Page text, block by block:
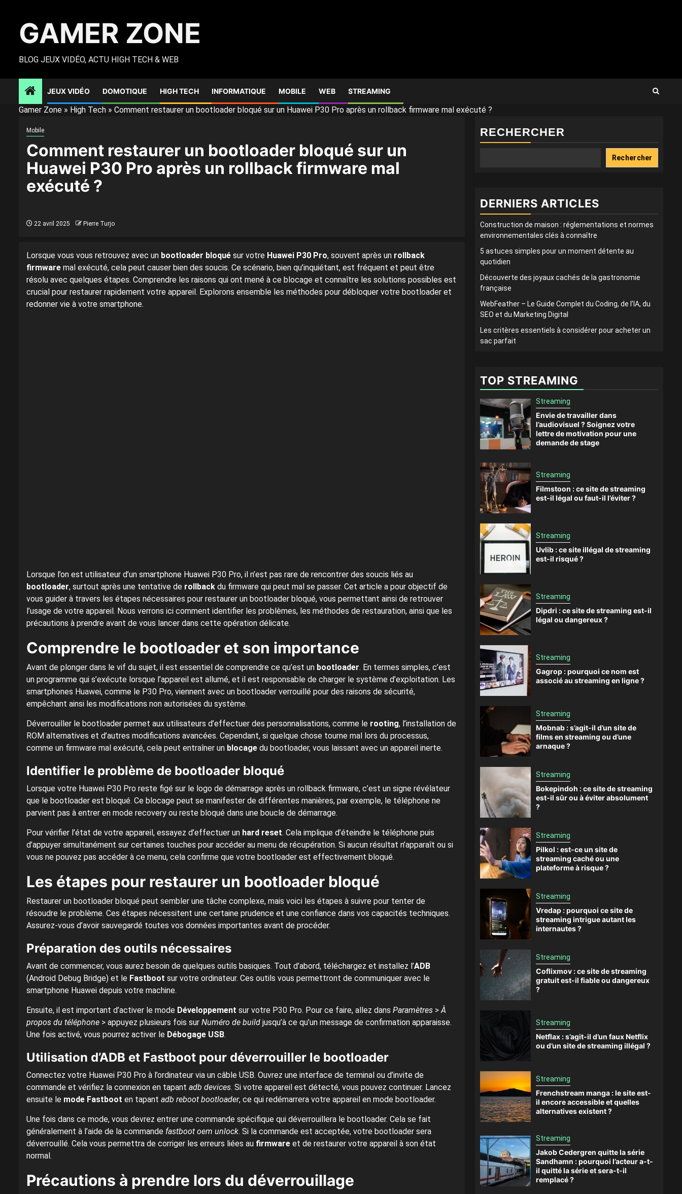
contentGAMER ZONE
BLOG JEUX VIDÉO, ACTU HIGH TECH & WEB
JEUX VIDÉO DOMOTIQUE HIGH TECH INFORMATIQUE MOBILE WEB STREAMING
Gamer Zone » High Tech » Comment restaurer un bootloader bloqué sur un Huawei P30 Pro après un rollback firmware mal exécuté ?
Mobile
Comment restaurer un bootloader bloqué sur un
Huawei P30 Pro après un rollback firmware mal
exécuté ?
22 avril 2025 Pierre Turjo
Lorsque vous vous retrouvez avec un bootloader bloqué sur votre Huawei P30 Pro, souvent après un rollback
firmware mal exécuté, cela peut causer bien des soucis. Ce scénario, bien qu’inquiétant, est fréquent et peut être
résolu avec quelques étapes. Comprendre les raisons qui ont mené à ce blocage et connaître les solutions possibles est
crucial pour restaurer rapidement votre appareil. Explorons ensemble les méthodes pour débloquer votre bootloader et
redonner vie à votre smartphone.
Lorsque l’on est utilisateur d’un smartphone Huawei P30 Pro, il n’est pas rare de rencontrer des soucis liés au
bootloader, surtout après une tentative de rollback du firmware qui peut mal se passer. Cet article a pour objectif de
vous guider à travers les étapes nécessaires pour restaurer un bootloader bloqué, vous permettant ainsi de retrouver
l’usage de votre appareil. Nous verrons ici comment identifier les problèmes, les méthodes de restauration, ainsi que les
précautions à prendre avant de vous lancer dans cette opération délicate.
Comprendre le bootloader et son importance
Avant de plonger dans le vif du sujet, il est essentiel de comprendre ce qu’est un bootloader. En termes simples, c’est
un programme qui s’exécute lorsque l’appareil est allumé, et il est responsable de charger le système d’exploitation. Les
smartphones Huawei, comme le P30 Pro, viennent avec un bootloader verrouillé pour des raisons de sécurité,
empêchant ainsi les modifications non autorisées du système.
Déverrouiller le bootloader permet aux utilisateurs d’effectuer des personnalisations, comme le rooting, l’installation de
ROM alternatives et d’autres modifications avancées. Cependant, si quelque chose tourne mal lors du processus,
comme un firmware mal exécuté, cela peut entraîner un blocage du bootloader, vous laissant avec un appareil inerte.
Identifier le problème de bootloader bloqué
Lorsque votre Huawei P30 Pro reste figé sur le logo de démarrage après un rollback firmware, c’est un signe révélateur
que le bootloader est bloqué. Ce blocage peut se manifester de différentes manières, par exemple, le téléphone ne
parvient pas à entrer en mode recovery ou reste bloqué dans une boucle de démarrage.
Pour vérifier l’état de votre appareil, essayez d’effectuer un hard reset. Cela implique d’éteindre le téléphone puis
d’appuyer simultanément sur certaines touches pour accéder au menu de récupération. Si aucun résultat n’apparaît ou si
vous ne pouvez pas accéder à ce menu, cela confirme que votre bootloader est effectivement bloqué.
Les étapes pour restaurer un bootloader bloqué
Restaurer un bootloader bloqué peut sembler une tâche complexe, mais voici les étapes à suivre pour tenter de
résoudre le problème. Ces étapes nécessitent une certaine prudence et une confiance dans vos capacités techniques.
Assurez-vous d’avoir sauvegardé toutes vos données importantes avant de procéder.
Préparation des outils nécessaires
Avant de commencer, vous aurez besoin de quelques outils basiques. Tout d’abord, téléchargez et installez l’ADB
(Android Debug Bridge) et le Fastboot sur votre ordinateur. Ces outils vous permettront de communiquer avec le
smartphone Huawei depuis votre machine.
Ensuite, il est important d’activer le mode Développement sur votre P30 Pro. Pour ce faire, allez dans Paramètres > À
propos du téléphone > appuyez plusieurs fois sur Numéro de build jusqu’à ce qu’un message de confirmation apparaisse.
Une fois activé, vous pourrez activer le Débogage USB.
Utilisation d’ADB et Fastboot pour déverrouiller le bootloader
Connectez votre Huawei P30 Pro à l’ordinateur via un câble USB. Ouvrez une interface de terminal ou d’invite de
commande et vérifiez la connexion en tapant adb devices. Si votre appareil est détecté, vous pouvez continuer. Lancez
ensuite le mode Fastboot en tapant adb reboot bootloader, ce qui redémarrera votre appareil en mode bootloader.
Une fois dans ce mode, vous devrez entrer une commande spécifique qui déverrouillera le bootloader. Cela se fait
généralement à l’aide de la commande fastboot oem unlock. Si la commande est acceptée, votre bootloader sera
déverrouillé. Cela vous permettra de corriger les erreurs liées au firmware et de restaurer votre appareil à son état
normal.
Précautions à prendre lors du déverrouillage
RECHERCHER
Rechercher
DERNIERS ARTICLES
Construction de maison : réglementations et normes
environnementales clés à connaître
5 astuces simples pour un moment détente au
quotidien
Découverte des joyaux cachés de la gastronomie
française
WebFeather – Le Guide Complet du Coding, de l’IA, du
SEO et du Marketing Digital
Les critères essentiels à considérer pour acheter un
sac parfait
TOP STREAMING
Streaming
Envie de travailler dans
l’audiovisuel ? Soignez votre
lettre de motivation pour une
demande de stage
Streaming
Filmstoon : ce site de streaming
est-il légal ou faut-il l’éviter ?
Streaming
Uvlib : ce site illégal de streaming
est-il risqué ?
Streaming
Dipdri : ce site de streaming est-il
légal ou dangereux ?
Streaming
Gagrop : pourquoi ce nom est
associé au streaming en ligne ?
Streaming
Mobnab : s’agit-il d’un site de
films en streaming ou d’une
arnaque ?
Streaming
Bokepindoh : ce site de streaming
est-il sûr ou à éviter absolument
?
Streaming
Pilkol : est-ce un site de
streaming caché ou une
plateforme à risque ?
Streaming
Vredap : pourquoi ce site de
streaming intrigue autant les
internautes ?
Streaming
Coflixmov : ce site de streaming
gratuit est-il fiable ou dangereux
?
Streaming
Netflax : s’agit-il d’un faux Netflix
ou d’un site de streaming illégal ?
Streaming
Frenchstream manga : le site est-
il encore accessible et quelles
alternatives existent ?
Streaming
Jakob Cedergren quitte la série
Sandhamn : pourquoi l’acteur a-t-
il quitté la série et sera-t-il
remplacé ?